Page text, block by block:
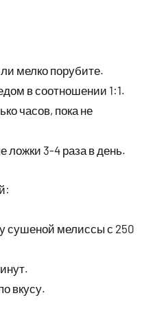
мелко порубите.
в соотношении 1:1.
часов, пока не
ложки 3-4 раза в день.
сушеной мелиссы с 250
вкусу.